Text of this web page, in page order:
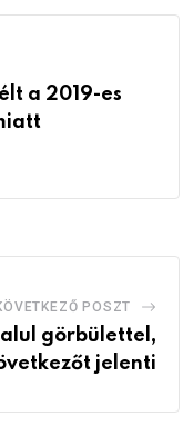
a 2019-es
POSZT
görbülettel,
jelenti